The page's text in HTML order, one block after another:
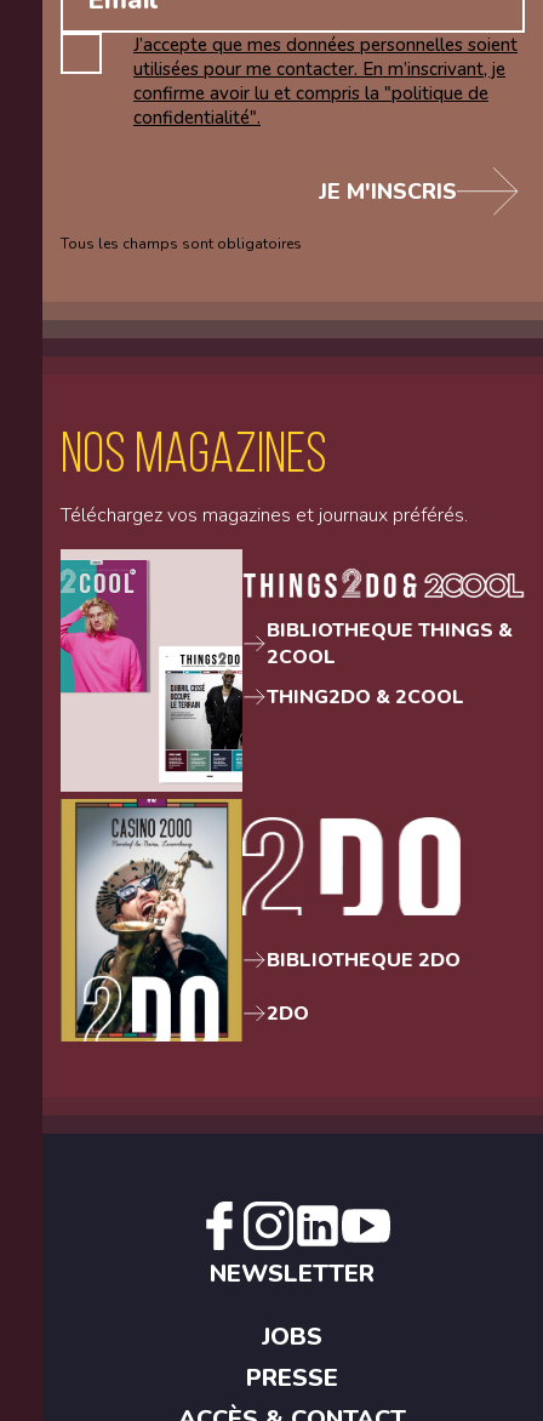
J’accepte que mes données personnelles soient
utilisées pour me contacter. En m’inscrivant, je
confirme avoir lu et compris la "politique de
confidentialité".
Tous les champs sont obligatoires
JE M'INSCRIS
Nos magazines
Téléchargez vos magazines et journaux préférés.
BIBLIOTHEQUE THINGS &
2COOL
THING2DO & 2COOL
BIBLIOTHEQUE 2DO
2DO
NEWSLETTER
JOBS
PRESSE